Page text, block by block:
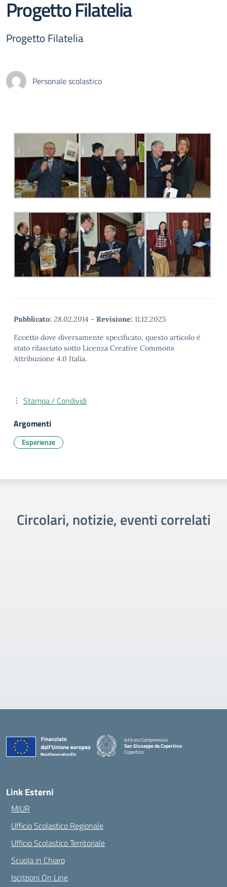
Progetto Filatelia
Progetto Filatelia
Personale scolastico
Pubblicato: 28.02.2014 - Revisione: 11.12.2025
Eccetto dove diversamente specificato, questo articolo è
stato rilasciato sotto Licenza Creative Commons
Attribuzione 4.0 Italia.
Stampa / Condividi
Argomenti
Esperienze
Circolari, notizie, eventi correlati
Istituto Comprensivo
San Giuseppe da Copertino
Copertino
— Visita la pagina iniziale della scuola
Link Esterni
MIUR
Ufficio Scolastico Regionale
Ufficio Scolastico Territoriale
Scuola in Chiaro
Iscrizioni On Line